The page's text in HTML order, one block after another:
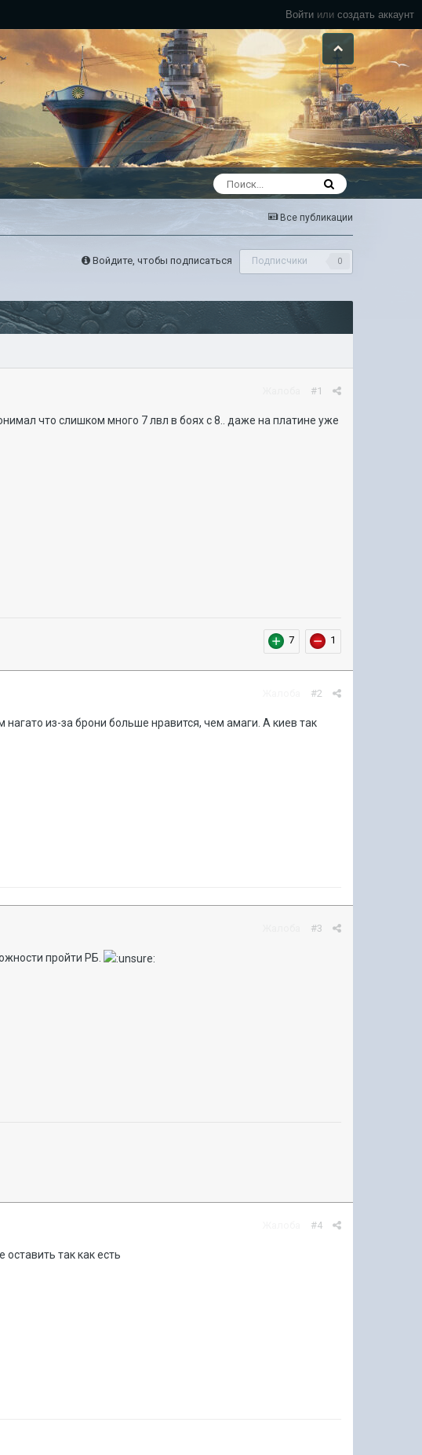
Войти или создать аккаунт
Все публикации
Войдите, чтобы подписаться Подписчики 0
#1
что слишком много 7 лвл в боях с 8.. даже на платине уже
7 1
#2
из-за брони больше нравится, чем амаги. А киев так
#3
пройти РБ.
#4
так как есть